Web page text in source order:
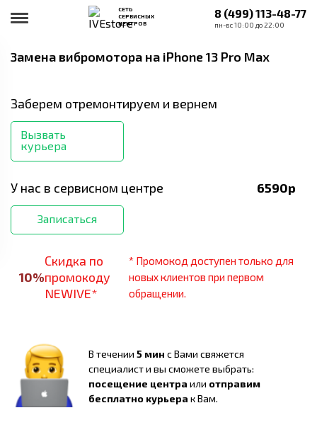
СЕТЬ
СЕРВИСНЫХ
ЦЕНТРОВ
8 (499) 113-48-77
пн-вс 10:00 до 22:00
Замена вибромотора на iPhone 13 Pro Max
Заберем отремонтируем и вернем
Вызвать
курьера
У нас в сервисном центре 6590р
Записаться
10%
Скидка по
промокоду
NEWIVE*
* Промокод доступен только для
новых клиентов при первом
обращении.
В течении 5 мин с Вами свяжется
специалист и вы сможете выбрать:
посещение центра или отправим
бесплатно курьера к Вам.